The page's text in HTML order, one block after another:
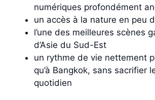
numériques profondément
un accès à la nature en peu
l’une des meilleures scènes
d’Asie du Sud-Est
un rythme de vie nettement
qu’à Bangkok, sans sacrifier
quotidien